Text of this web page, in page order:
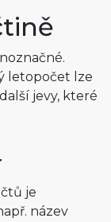
letopočet lze
jevy, které
je
název